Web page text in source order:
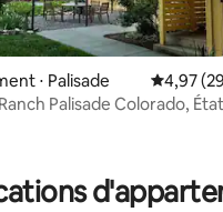
base de 212
⋅ Palisade
4,97
Palisade Colorado,